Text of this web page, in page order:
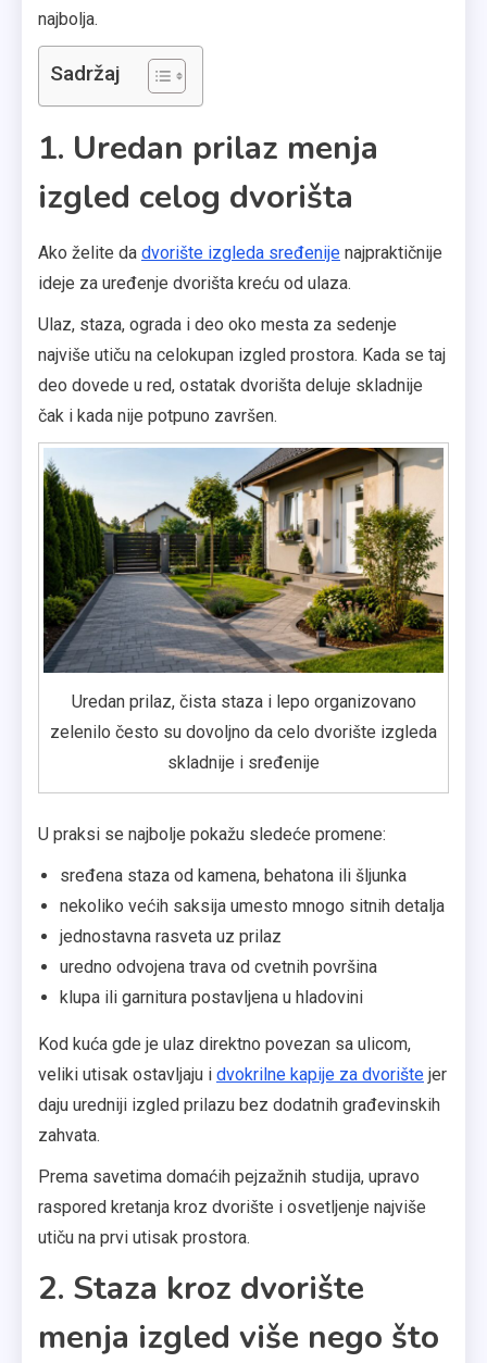
najbolja.
Sadržaj
1. Uredan prilaz menja
izgled celog dvorišta
Ako želite da dvorište izgleda sređenije najpraktičnije
ideje za uređenje dvorišta kreću od ulaza.
Ulaz, staza, ograda i deo oko mesta za sedenje
najviše utiču na celokupan izgled prostora. Kada se taj
deo dovede u red, ostatak dvorišta deluje skladnije
čak i kada nije potpuno završen.
Uredan prilaz, čista staza i lepo organizovano
zelenilo često su dovoljno da celo dvorište izgleda
skladnije i sređenije
U praksi se najbolje pokažu sledeće promene:
sređena staza od kamena, behatona ili šljunka
nekoliko većih saksija umesto mnogo sitnih detalja
jednostavna rasveta uz prilaz
uredno odvojena trava od cvetnih površina
klupa ili garnitura postavljena u hladovini
Kod kuća gde je ulaz direktno povezan sa ulicom,
veliki utisak ostavljaju i dvokrilne kapije za dvorište jer
daju uredniji izgled prilazu bez dodatnih građevinskih
zahvata.
Prema savetima domaćih pejzažnih studija, upravo
raspored kretanja kroz dvorište i osvetljenje najviše
utiču na prvi utisak prostora.
2. Staza kroz dvorište
menja izgled više nego što